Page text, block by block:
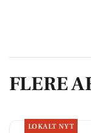
FLERE
LOKALT NYT